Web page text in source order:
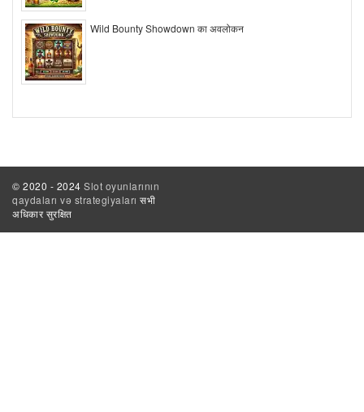
Wild Bounty Showdown का अवलोकन
© 2020 - 2024 Slot oyunlarının
qaydaları və strategiyaları सभी
अधिकार सुरक्षित